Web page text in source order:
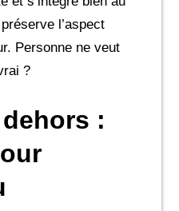
l’aspect
Personne ne veut
?
: